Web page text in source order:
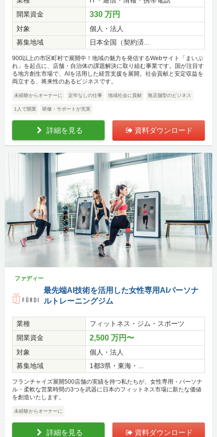
開業資金
330 万円
対象
個人・法人
募集地域
日本全国（契約済...
900以上の市区町村で展開中！地域の魅力を発信するWebサイト「まいぷ
れ」を起点に、店舗・自治体の課題解決に取り組む事業です。国が注目す
る地方創生市場で、AIを活用した経営支援を展開。社会貢献と安定収益を
両立する、将来性のあるビジネスです。
未経験からオーナーに 定年なしの仕事 地域社会に貢献 無店舗型のビジネス
1人で開業 研修・サポートが充実
詳細を見る 資料ダウンロード
ファディー
最先端AI技術を活用した女性専用AIパーソナ
ルトレーニングジム
業種
フィットネス・ジム・スポーツ
開業資金
2,500 万円〜
対象
個人・法人
募集地域
1都3県・東海・...
フランチャイズ展開500店舗の実績を持つ私たちが、女性専用・パーソナ
ル・柔軟な営業時間の3つを武器に日本のフィットネス市場に新たな価値
を創造いたします。
未経験からオーナーに
詳細を見る 資料ダウンロード